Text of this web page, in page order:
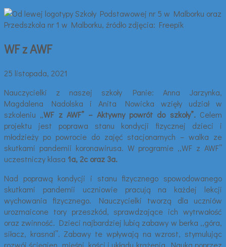
WF z AWF
25 listopada, 2021
Nauczycielki z naszej szkoły Panie: Anna Jarzynka,
Magdalena Nadolska i Anita Nowicka wzięły udział w
szkoleniu „WF z AWF” – Aktywny powrót do szkoły”.Celem
projektu jest poprawa stanu kondycji fizycznej dzieci i
młodzieży po powrocie do zajęć stacjonarnych – walka ze
skutkami pandemii koronawirusa. W programie ,,WF z AWF’’
uczestniczy klasa 1a, 2c oraz 3a.
Nad poprawą kondycji i stanu fizycznego spowodowanego
skutkami pandemii uczniowie pracują na każdej lekcji
wychowania fizycznego. Nauczycielki tworzą dla uczniów
urozmaicone tory przeszkód, sprawdzające ich wytrwałość
oraz zwinność. Dzieci najbardziej lubią zabawy w berka ,,góra,
siłacz, krasnal’’. Zabawy te wpływają na wzrost, stymulując
rozwój ścięgien, mięśni, kości i układu krążenia. Nauka poprzez